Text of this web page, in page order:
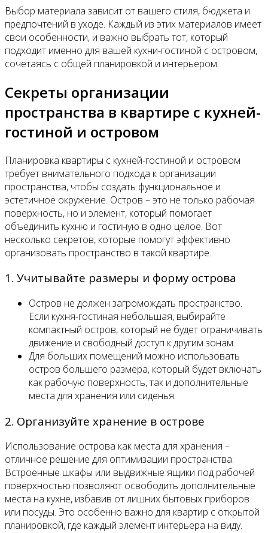
Выбор материала зависит от вашего стиля, бюджета и
предпочтений в уходе. Каждый из этих материалов имеет
свои особенности, и важно выбрать тот, который
подходит именно для вашей кухни-гостиной с островом,
сочетаясь с общей планировкой и интерьером.
Секреты организации
пространства в квартире с кухней-
гостиной и островом
Планировка квартиры с кухней-гостиной и островом
требует внимательного подхода к организации
пространства, чтобы создать функциональное и
эстетичное окружение. Остров – это не только рабочая
поверхность, но и элемент, который помогает
объединить кухню и гостиную в одно целое. Вот
несколько секретов, которые помогут эффективно
организовать пространство в такой квартире.
1. Учитывайте размеры и форму острова
Остров не должен загромождать пространство.
Если кухня-гостиная небольшая, выбирайте
компактный остров, который не будет ограничивать
движение и свободный доступ к другим зонам.
Для больших помещений можно использовать
остров большего размера, который будет включать
как рабочую поверхность, так и дополнительные
места для хранения или сиденья.
2. Организуйте хранение в острове
Использование острова как места для хранения –
отличное решение для оптимизации пространства.
Встроенные шкафы или выдвижные ящики под рабочей
поверхностью позволяют освободить дополнительные
места на кухне, избавив от лишних бытовых приборов
или посуды. Это особенно важно для квартир с открытой
планировкой, где каждый элемент интерьера на виду.